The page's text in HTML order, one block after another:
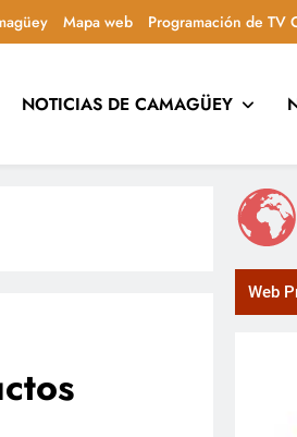
Mapa web Programación de TV
culturales, sociales y
NOTICIAS DE CAMAGÜEY
Web